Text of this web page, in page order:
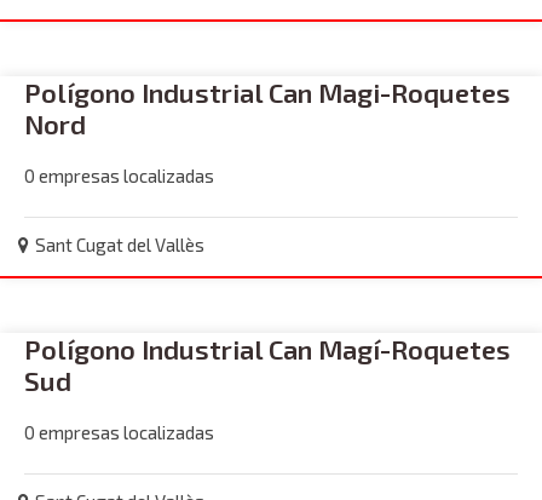
Polígono Industrial Can Magi-Roquetes
Nord
0 empresas localizadas
Sant Cugat del Vallès
Polígono Industrial Can Magí-Roquetes
Sud
0 empresas localizadas